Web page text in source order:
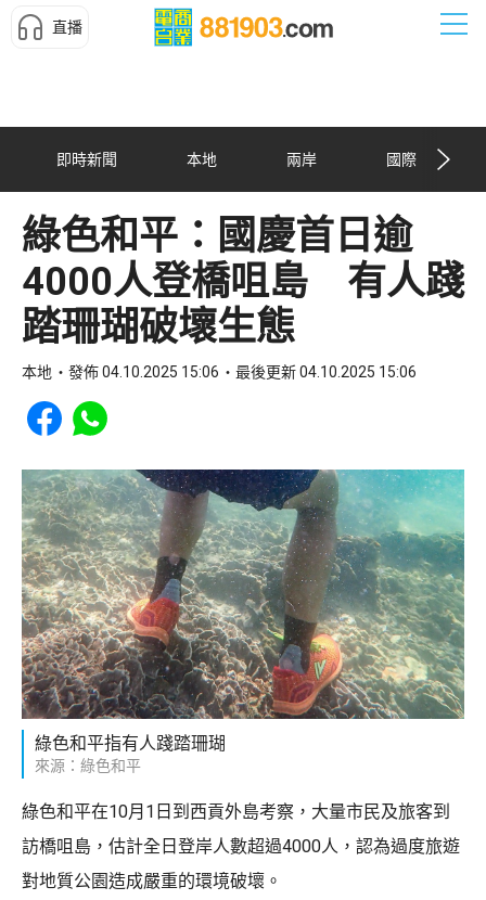
直播
即時新聞 本地 兩岸 國際
綠色和平：國慶首日逾
4000人登橋咀島 有人踐
踏珊瑚破壞生態
本地 發佈 04.10.2025 15:06 最後更新 04.10.2025 15:06
Share to Facebook
Share to WhatsApp
綠色和平指有人踐踏珊瑚
來源：綠色和平
綠色和平在10月1日到西貢外島考察，大量市民及旅客到
訪橋咀島，估計全日登岸人數超過4000人，認為過度旅遊
對地質公園造成嚴重的環境破壞。